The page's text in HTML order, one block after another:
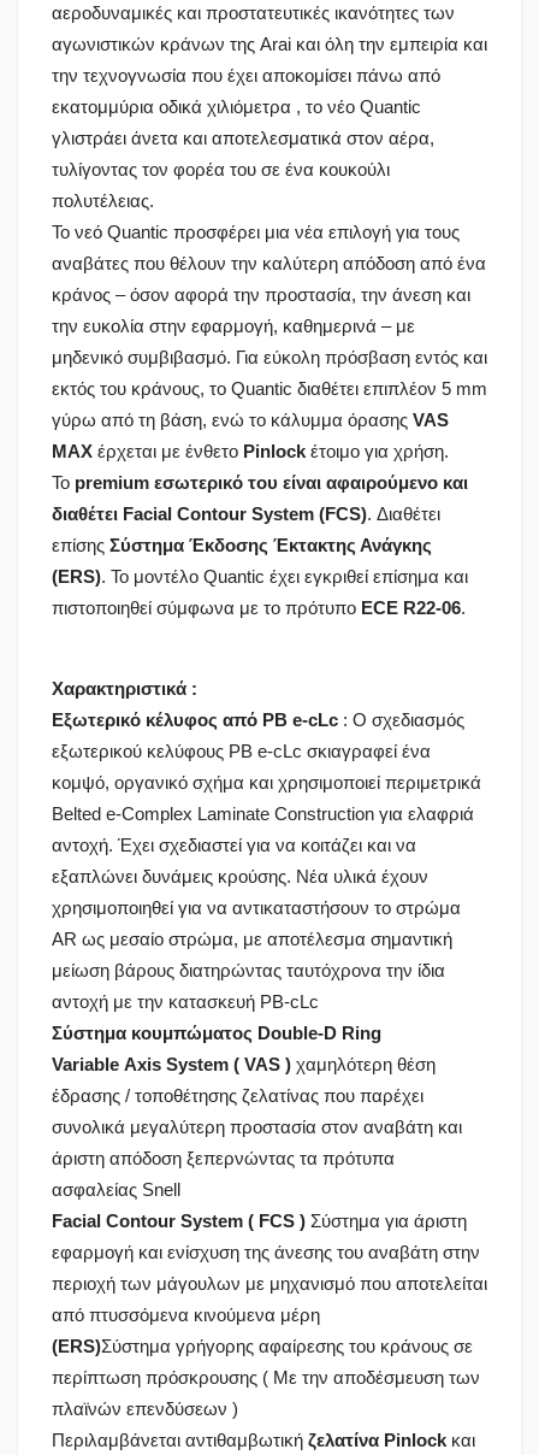
αεροδυναμικές και προστατευτικές ικανότητες των
αγωνιστικών κράνων της Arai και όλη την εμπειρία και
την τεχνογνωσία που έχει αποκομίσει πάνω από
εκατομμύρια οδικά χιλιόμετρα , το νέο Quantic
γλιστράει άνετα και αποτελεσματικά στον αέρα,
τυλίγοντας τον φορέα του σε ένα κουκούλι
πολυτέλειας.
Το νεό Quantic προσφέρει μια νέα επιλογή για τους
αναβάτες που θέλουν την καλύτερη απόδοση από ένα
κράνος – όσον αφορά την προστασία, την άνεση και
την ευκολία στην εφαρμογή, καθημερινά – με
μηδενικό συμβιβασμό. Για εύκολη πρόσβαση εντός και
εκτός του κράνους, το Quantic διαθέτει επιπλέον 5 mm
γύρω από τη βάση, ενώ το κάλυμμα όρασης VAS
MAX έρχεται με ένθετο Pinlock έτοιμο για χρήση.
Το premium εσωτερικό του είναι αφαιρούμενο και
διαθέτει Facial Contour System (FCS). Διαθέτει
επίσης Σύστημα Έκδοσης Έκτακτης Ανάγκης
(ERS). Το μοντέλο Quantic έχει εγκριθεί επίσημα και
πιστοποιηθεί σύμφωνα με το πρότυπο ECE R22-06.
Χαρακτηριστικά :
Εξωτερικό κέλυφος από PB e-cLc : Ο σχεδιασμός
εξωτερικού κελύφους PB e-cLc σκιαγραφεί ένα
κομψό, οργανικό σχήμα και χρησιμοποιεί περιμετρικά
Belted e-Complex Laminate Construction για ελαφριά
αντοχή. Έχει σχεδιαστεί για να κοιτάζει και να
εξαπλώνει δυνάμεις κρούσης. Νέα υλικά έχουν
χρησιμοποιηθεί για να αντικαταστήσουν το στρώμα
AR ως μεσαίο στρώμα, με αποτέλεσμα σημαντική
μείωση βάρους διατηρώντας ταυτόχρονα την ίδια
αντοχή με την κατασκευή PB-cLc
Σύστημα κουμπώματος Double-D Ring
Variable Axis System ( VAS ) χαμηλότερη θέση
έδρασης / τοποθέτησης ζελατίνας που παρέχει
συνολικά μεγαλύτερη προστασία στον αναβάτη και
άριστη απόδοση ξεπερνώντας τα πρότυπα
ασφαλείας Snell
Facial Contour System ( FCS ) Σύστημα για άριστη
εφαρμογή και ενίσχυση της άνεσης του αναβάτη στην
περιοχή των μάγουλων με μηχανισμό που αποτελείται
από πτυσσόμενα κινούμενα μέρη
(ERS)Σύστημα γρήγορης αφαίρεσης του κράνους σε
περίπτωση πρόσκρουσης ( Με την αποδέσμευση των
πλαϊνών επενδύσεων )
Περιλαμβάνεται αντιθαμβωτική ζελατίνα Pinlock και